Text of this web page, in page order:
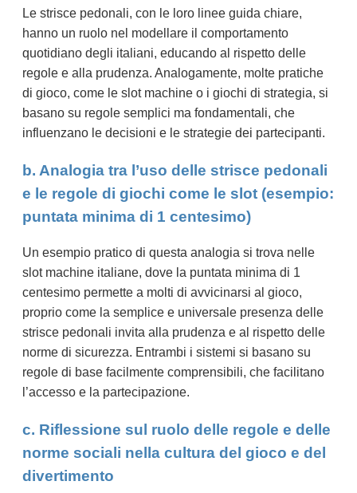
Le strisce pedonali, con le loro linee guida chiare,
hanno un ruolo nel modellare il comportamento
quotidiano degli italiani, educando al rispetto delle
regole e alla prudenza. Analogamente, molte pratiche
di gioco, come le slot machine o i giochi di strategia, si
basano su regole semplici ma fondamentali, che
influenzano le decisioni e le strategie dei partecipanti.
b. Analogia tra l’uso delle strisce pedonali
e le regole di giochi come le slot (esempio:
puntata minima di 1 centesimo)
Un esempio pratico di questa analogia si trova nelle
slot machine italiane, dove la puntata minima di 1
centesimo permette a molti di avvicinarsi al gioco,
proprio come la semplice e universale presenza delle
strisce pedonali invita alla prudenza e al rispetto delle
norme di sicurezza. Entrambi i sistemi si basano su
regole di base facilmente comprensibili, che facilitano
l’accesso e la partecipazione.
c. Riflessione sul ruolo delle regole e delle
norme sociali nella cultura del gioco e del
divertimento